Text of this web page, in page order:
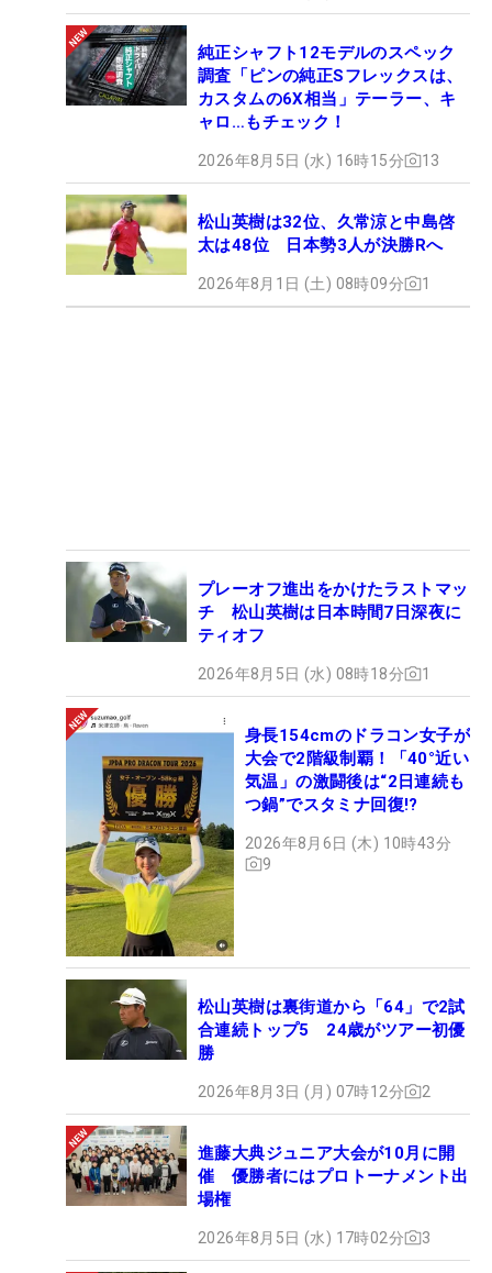
純正シャフト12モデルのスペック
調査「ピンの純正Sフレックスは、
カスタムの6X相当」テーラー、キ
ャロ…もチェック！
2026年8月5日 (水) 16時15分 13
松山英樹は32位、久常涼と中島啓
太は48位 日本勢3人が決勝Rへ
2026年8月1日 (土) 08時09分 1
プレーオフ進出をかけたラストマッ
チ 松山英樹は日本時間7日深夜に
ティオフ
2026年8月5日 (水) 08時18分 1
身長154cmのドラコン女子が
大会で2階級制覇！「40°近い
気温」の激闘後は“2日連続も
つ鍋”でスタミナ回復!?
2026年8月6日 (木) 10時43分
9
松山英樹は裏街道から「64」で2試
合連続トップ5 24歳がツアー初優
勝
2026年8月3日 (月) 07時12分 2
進藤大典ジュニア大会が10月に開
催 優勝者にはプロトーナメント出
場権
2026年8月5日 (水) 17時02分 3